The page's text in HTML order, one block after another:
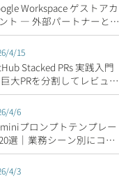
Workspace ゲストアカ
ト ― 外部パートナーとの
な共同作業
4/15
Stacked PRs 実践入門
大PRを分割してレビュー
を倍にする開発フロー
4/6
プロンプトテンプレー
選｜業務シーン別にコピ
使える集
4/3